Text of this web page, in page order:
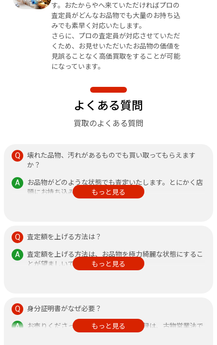
す。おたからやへ来ていただければプロの
査定員がどんなお品物でも大量のお持ち込
みでも素早く対応いたします。
さらに、プロの査定員が対応させていただ
くため、お見せいただいたお品物の価値を
見誤ることなく高価買取をすることが可能
になっています。
よくある質問
買取のよくある質問
壊れた品物、汚れがあるものでも買い取ってもらえます
か？
お品物がどのような状態でも査定いたします。とにかく店
頭にお持ち込みください。
その他、不安なことがありましたら何なりと店頭にお申し
もっと見る
査定額を上げる方法は？
査定額を上げる方法は、お品物を極力綺麗な状態にするこ
とが望ましいです。
また、鑑定書がある方が査定額アップに繋がりますので、
もっと見る
身分証明書がなぜ必要？
お売りくださった方の身分証明書の記録は、古物営業法で
定められておりますのでご了承ください。
もっと見る